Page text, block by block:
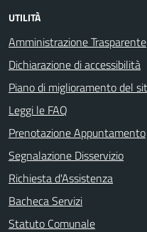
UTILITÀ
Amministrazione Trasparente
Dichiarazione di accessibilità
Piano di miglioramento del
Leggi le FAQ
Prenotazione Appuntamento
Segnalazione Disservizio
Richiesta d'Assistenza
Bacheca Servizi
Statuto Comunale